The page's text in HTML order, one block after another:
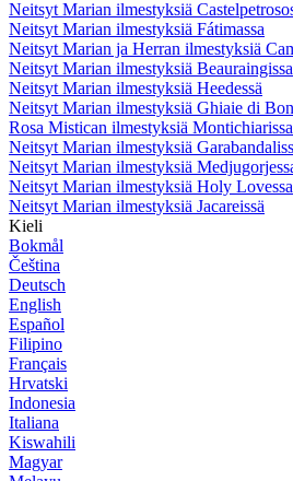
Neitsyt Marian ilmestyksiä
Neitsyt Marian ilmestyksiä Fátimassa
Neitsyt Marian ja Herran ilmestyksiä
Neitsyt Marian ilmestyksiä Beauraingissa
Neitsyt Marian ilmestyksiä Heedessä
Neitsyt Marian ilmestyksiä Ghiaie di
Rosa Mistican ilmestyksiä
Neitsyt Marian ilmestyksiä
Neitsyt Marian ilmestyksiä
Neitsyt Marian ilmestyksiä Holy Lovessa
Neitsyt Marian ilmestyksiä Jacareissä
Kieli
Bokmål
Čeština
Deutsch
English
Español
Filipino
Français
Hrvatski
Indonesia
Italiana
Kiswahili
Magyar